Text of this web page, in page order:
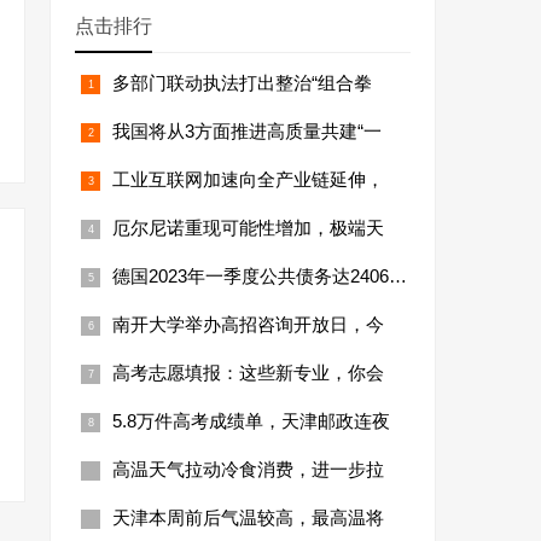
点击排行
多部门联动执法打出整治“组合拳
我国将从3方面推进高质量共建“一
工业互联网加速向全产业链延伸，
厄尔尼诺重现可能性增加，极端天
德国2023年一季度公共债务达24066亿
南开大学举办高招咨询开放日，今
高考志愿填报：这些新专业，你会
5.8万件高考成绩单，天津邮政连夜
高温天气拉动冷食消费，进一步拉
天津本周前后气温较高，最高温将